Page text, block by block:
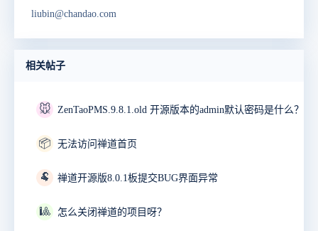
liubin@chandao.com
相关帖子
🐭 ZenTaoPMS.9.8.1.old 开源版本的admin默认密码是什么？
📦 无法访问禅道首页
🐏 禅道开源版8.0.1板提交BUG界面异常
🎱 怎么关闭禅道的项目呀？